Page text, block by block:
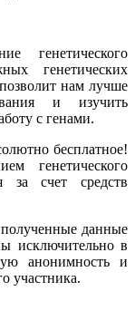
генетического
генетических
нам лучше
и изучить
с генами.
бесплатное!
генетического
за счет средств
данные
исключительно в
анонимность и
участника.